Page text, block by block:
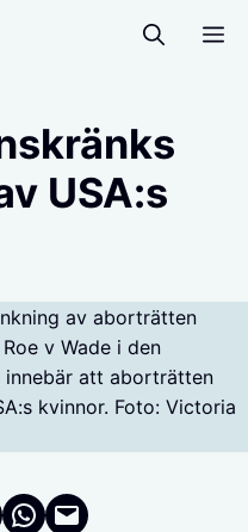
USA:s
v Wade i den
innebär att aborträtten
kvinnor. Foto: Victoria
Reddit
Dela i WhatsApp
Maila en länk